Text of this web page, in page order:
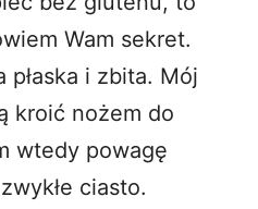
Wam sekret.
płaska i zbita. Mój
kroić nożem do
wtedy powagę
ciasto.